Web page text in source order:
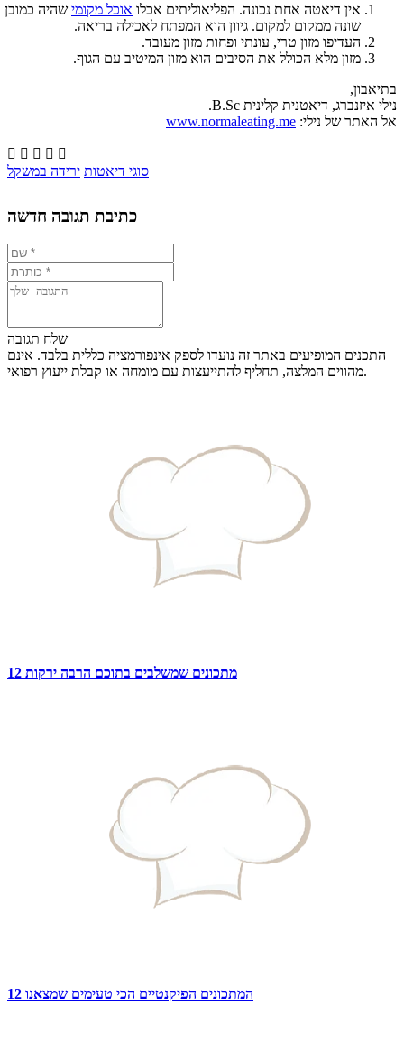
אין דיאטה אחת נכונה. הפליאוליתים אכלו אוכל מקומי שהיה כמובן
שונה ממקום למקום. גיוון הוא המפתח לאכילה בריאה.
העדיפו מזון טרי, עונתי ופחות מזון מעובד.
מזון מלא הכולל את הסיבים הוא מזון המיטיב עם הגוף.
בתיאבון,
נילי איזנברג, דיאטנית קלינית B.Sc.
אל האתר של נילי: www.normaleating.me
    
סוגי דיאטות ירידה במשקל
כתיבת תגובה חדשה
שלח תגובה
התכנים המופיעים באתר זה נועדו לספק אינפורמציה כללית בלבד. אינם
מהווים המלצה, תחליף להתייעצות עם מומחה או קבלת ייעוץ רפואי.
12 מתכונים שמשלבים בתוכם הרבה ירקות
12 המתכונים הפיקנטיים הכי טעימים שמצאנו